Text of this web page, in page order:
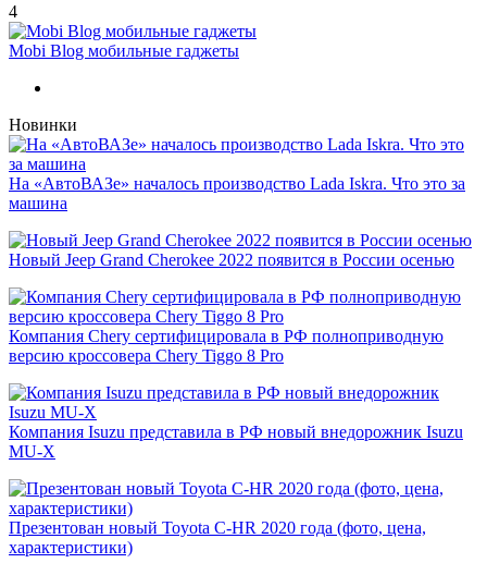
4
Mobi Blog мобильные гаджеты
Новинки
На «АвтоВАЗе» началось производство Lada Iskra. Что это за
машина
Новый Jeep Grand Cherokee 2022 появится в России осенью
Компания Chery сертифицировала в РФ полноприводную
версию кроссовера Chery Tiggo 8 Pro
Компания Isuzu представила в РФ новый внедорожник Isuzu
MU-X
Презентован новый Toyota C-HR 2020 года (фото, цена,
характеристики)